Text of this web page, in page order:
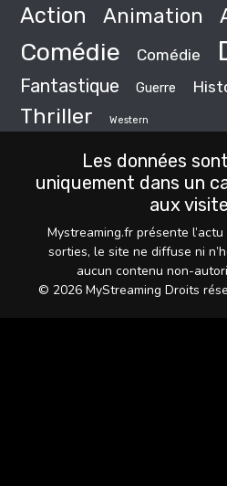
Action Animation
Comédie Comédie
Fantastique Guerre
Thriller Western
Les données
uniquement dans un
aux
Mystreaming.fr présente
sorties, le site ne diffuse ni
aucun contenu non-
© 2026 MyStreaming Droits